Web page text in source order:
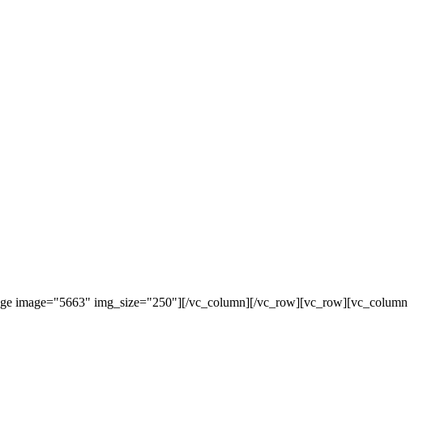
image="5663" img_size="250"][/vc_column][/vc_row][vc_row][vc_column